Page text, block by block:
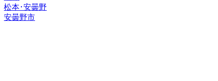
松本･安曇野
安曇野市